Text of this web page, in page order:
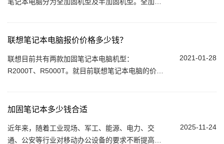
当然价格较贵。而半加固类型的机器机身多...
联想笔记本电脑报价价格多少钱？
2021-01-28
联想目前共有两款加固笔记本电脑机型：
R2000T、R5000T。就目前联想笔记本电脑的价格
配，如果选用高配或选配一些功能...
加固笔记本多少钱合适
2025-11-24
近年来，随着工业现场、军工、能源、电力、交
通、公安等行业对移动办公设备的要求不断提高，